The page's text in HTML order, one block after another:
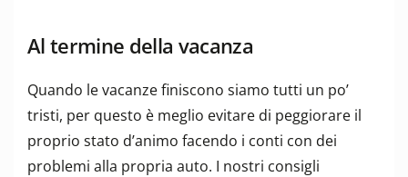
Al termine della vacanza
Quando le vacanze finiscono siamo tutti un po’
tristi, per questo è meglio evitare di peggiorare il
proprio stato d’animo facendo i conti con dei
problemi alla propria auto. I nostri consigli